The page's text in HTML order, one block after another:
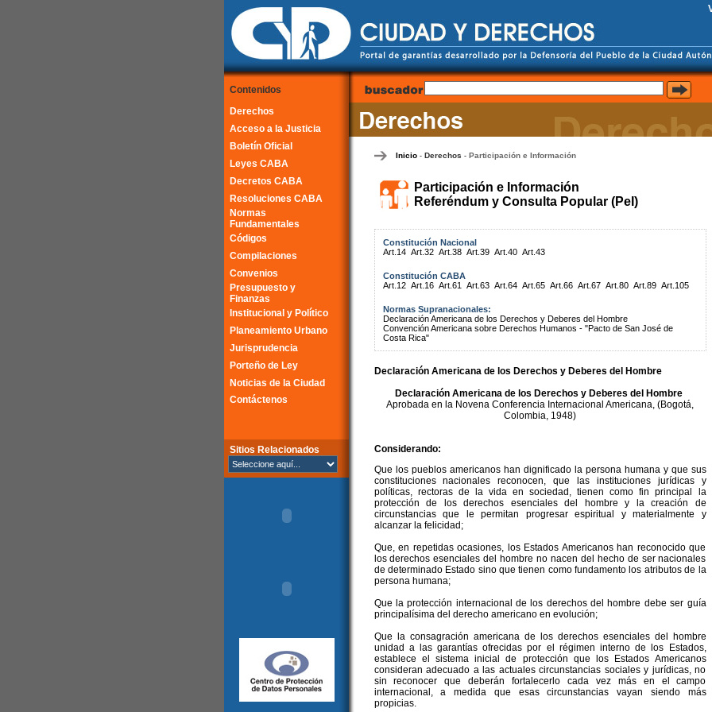
Contenidos
Derechos
Acceso a la Justicia
Boletín Oficial
Leyes CABA
Decretos CABA
Resoluciones CABA
Normas
Fundamentales
Códigos
Compilaciones
Convenios
Presupuesto y
Finanzas
Institucional y Político
Planeamiento Urbano
Jurisprudencia
Porteño de Ley
Noticias de la Ciudad
Contáctenos
Sitios Relacionados
Inicio- Derechos - Participación e Información
Participación e Información
Referéndum y Consulta Popular (PeI)
Constitución Nacional
Art.14 Art.32 Art.38 Art.39 Art.40 Art.43
Constitución CABA
Art.12 Art.16 Art.61 Art.63 Art.64 Art.65 Art.66 Art.67 Art.80 Art.89 Art.105
Normas Supranacionales:
Declaración Americana de los Derechos y Deberes del Hombre
Convención Americana sobre Derechos Humanos - "Pacto de San José de
Costa Rica"
Declaración Americana de los Derechos y Deberes del Hombre
Declaración Americana de los Derechos y Deberes del Hombre
Aprobada en la Novena Conferencia Internacional Americana, (Bogotá,
Colombia, 1948)
Considerando:
Que los pueblos americanos han dignificado la persona humana y que sus
constituciones nacionales reconocen, que las instituciones jurídicas y
políticas, rectoras de la vida en sociedad, tienen como fin principal la
protección de los derechos esenciales del hombre y la creación de
circunstancias que le permitan progresar espiritual y materialmente y
alcanzar la felicidad;
Que, en repetidas ocasiones, los Estados Americanos han reconocido que
los derechos esenciales del hombre no nacen del hecho de ser nacionales
de determinado Estado sino que tienen como fundamento los atributos de la
persona humana;
Que la protección internacional de los derechos del hombre debe ser guía
principalísima del derecho americano en evolución;
Que la consagración americana de los derechos esenciales del hombre
unidad a las garantías ofrecidas por el régimen interno de los Estados,
establece el sistema inicial de protección que los Estados Americanos
consideran adecuado a las actuales circunstancias sociales y jurídicas, no
sin reconocer que deberán fortalecerlo cada vez más en el campo
internacional, a medida que esas circunstancias vayan siendo más
propicias.